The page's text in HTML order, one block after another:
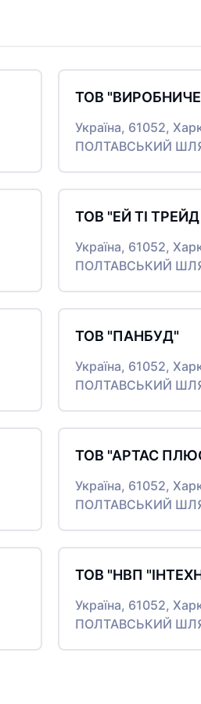
ТОВ
Україна, 61052,
ПОЛТАВСЬКИЙ
ТОВ "ЕЙ ТІ
Україна, 61052,
ПОЛТАВСЬКИЙ
ТОВ "ПАНБУД"
Україна, 61052,
ПОЛТАВСЬКИЙ
ТОВ "АРТАС
Україна, 61052,
ПОЛТАВСЬКИЙ
ТОВ "НВП
Україна, 61052,
ПОЛТАВСЬКИЙ